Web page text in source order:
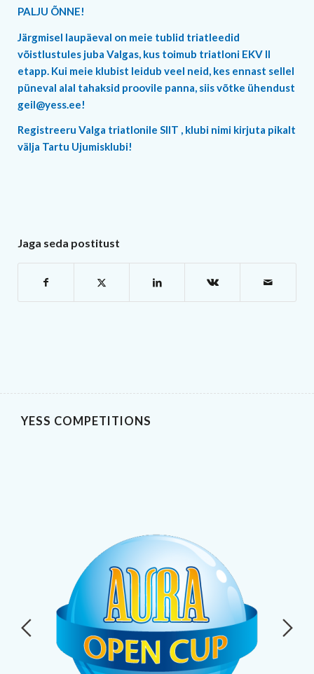
PALJU ÕNNE!
Järgmisel laupäeval on meie tublid triatleedid
võistlustules juba Valgas, kus toimub triatloni EKV II
etapp. Kui meie klubist leidub veel neid, kes ennast sellel
püneval alal tahaksid proovile panna, siis võtke ühendust
geil@yess.ee!
Registreeru Valga triatlonile SIIT , klubi nimi kirjuta pikalt
välja Tartu Ujumisklubi!
Jaga seda postitust
YESS COMPETITIONS